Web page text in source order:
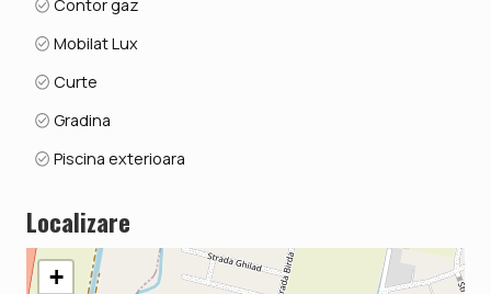
Contor gaz
Mobilat Lux
Curte
Gradina
Piscina exterioara
Localizare
+